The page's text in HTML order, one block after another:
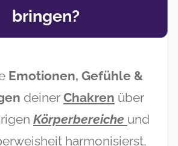
bringen?
Emotionen, Gefühle &
deiner Chakren über
Körperbereiche und
harmonisierst,